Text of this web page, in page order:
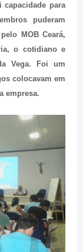
para
puderam
MOB Ceará,
o cotidiano e
Vega. Foi um
colocavam em
empresa.